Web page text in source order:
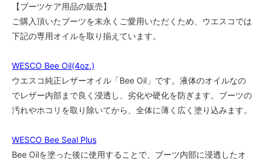
7EE
55,000円(税込)
7 1/2AAA
55,000円(税込)
7 1/2A
55,000円(税込)
【ブーツケア用品の販売】
ご購入頂いたブーツを末永くご愛用いただくため、ウエスコでは
下記の専用オイルを取り揃えています。
WESCO Bee Oil(4oz.)
ウエスコ純正レザーオイル「Bee Oil」です。液体のオイルなの
でレザー内部まで良く浸透し、劣化や硬化を防ぎます。ブーツの
汚れやホコリを取り除いてから、全体に薄く広く塗り込みます。
WESCO Bee Seal Plus
Bee Oilを塗った後に使用することで、ブーツ内部に浸透したオ